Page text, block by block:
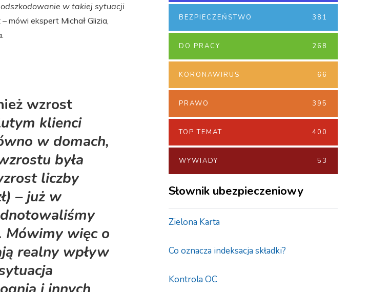
w takiej sytuacji
– mówi ekspert Michał Glizia,
wzrost
klienci
w domach,
była
liczby
–już w
Mówimy więc o
realny wpływ
BEZPIECZEŃSTWO 381
DO PRACY 268
KORONAWIRUS 66
PRAWO 395
TOP TEMAT 400
WYWIADY 53
Słownik ubezpieczeniowy
Zielona Karta
Co oznacza indeksacja składki?
Kontrola OC